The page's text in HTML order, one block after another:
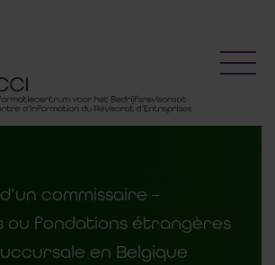
commissaire –
ou fondations étrangères
en Belgique